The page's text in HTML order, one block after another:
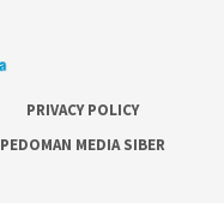
PRIVACY POLICY
PEDOMAN MEDIA SIBER